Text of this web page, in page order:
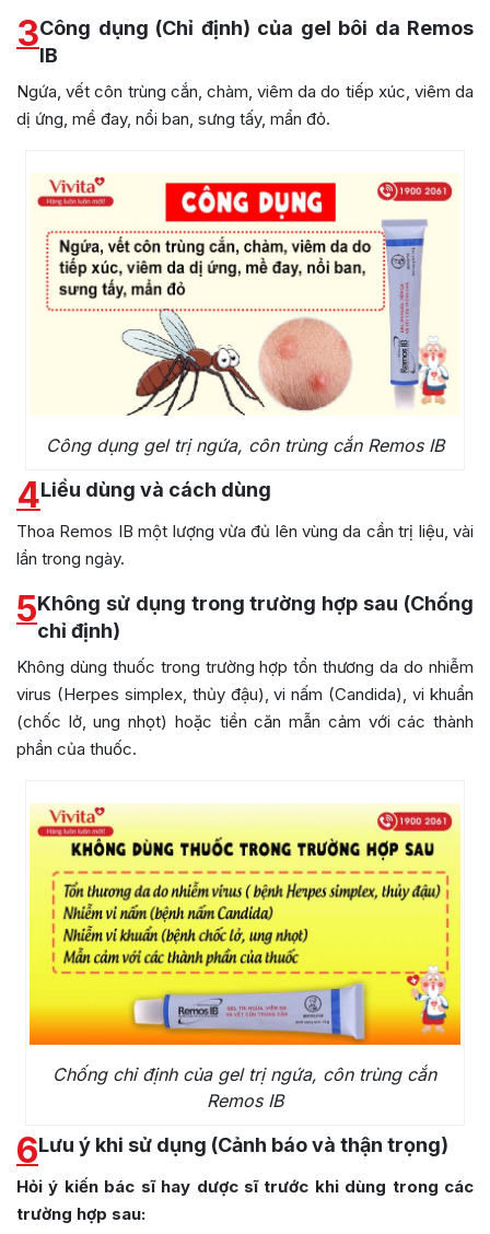
3Công dụng (Chỉ định) của gel bôi da Remos
IB
Ngứa, vết côn trùng cắn, chàm, viêm da do tiếp xúc, viêm da
dị ứng, mề đay, nổi ban, sưng tấy, mẩn đỏ.
Công dụng gel trị ngứa, côn trùng cắn Remos IB
4Liều dùng và cách dùng
Thoa Remos IB một lượng vừa đủ lên vùng da cần trị liệu, vài
lần trong ngày.
5Không sử dụng trong trường hợp sau (Chống
chỉ định)
Không dùng thuốc trong trường hợp tổn thương da do nhiễm
virus (Herpes simplex, thủy đậu), vi nấm (Candida), vi khuẩn
(chốc lở, ung nhọt) hoặc tiền căn mẫn cảm với các thành
phần của thuốc.
Chống chỉ định của gel trị ngứa, côn trùng cắn
Remos IB
6Lưu ý khi sử dụng (Cảnh báo và thận trọng)
Hỏi ý kiến bác sĩ hay dược sĩ trước khi dùng trong các
trường hợp sau: